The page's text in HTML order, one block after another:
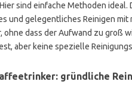
sind einfache Methoden ideal.
und gelegentliches Reinigen mit
ohne dass der Aufwand zu groß
aber keine spezielle
gründliche